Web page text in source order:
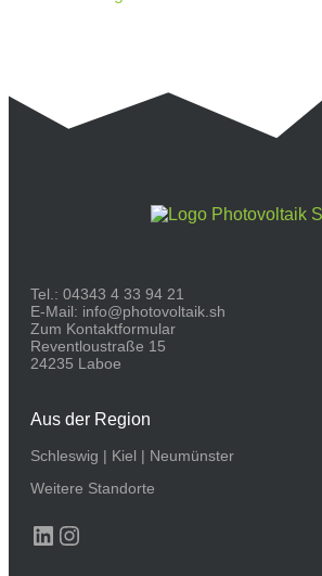
Tel.: 04343 4 33 94 21
E-Mail: info@photovoltaik.sh
Zum Kontaktformular
Reventloustraße 15
24235 Laboe
Aus der Region
Schleswig | Kiel | Neumünster
Weitere Standorte
LinkedIn
Instagram